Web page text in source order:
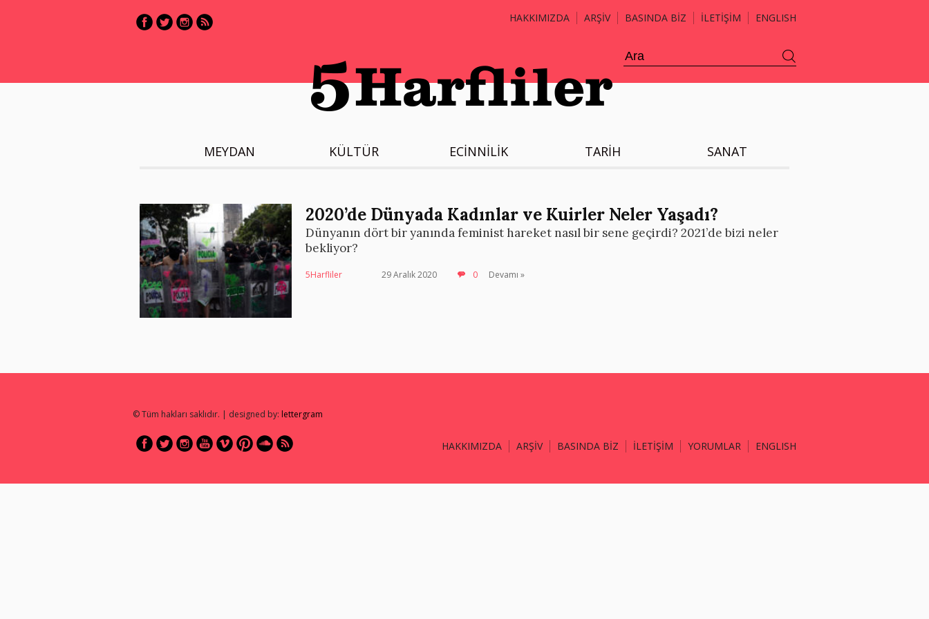
HAKKIMIZDA ARŞİV BASINDA BİZ İLETİŞİM ENGLISH
MEYDAN KÜLTÜR ECİNNİLİK TARİH SANAT
2020’de Dünyada Kadınlar ve Kuirler Neler Yaşadı?
Dünyanın dört bir yanında feminist hareket nasıl bir sene geçirdi? 2021’de bizi neler
bekliyor?
5Harfliler 29 Aralık 2020 0 Devamı »
© Tüm hakları saklıdır. | designed by: lettergram
HAKKIMIZDA ARŞİV BASINDA BİZ İLETİŞİM YORUMLAR ENGLISH